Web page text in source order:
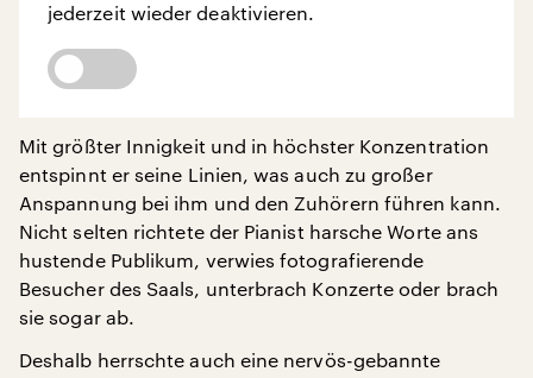
jederzeit wieder deaktivieren.
Mit größter Innigkeit und in höchster Konzentration
entspinnt er seine Linien, was auch zu großer
Anspannung bei ihm und den Zuhörern führen kann.
Nicht selten richtete der Pianist harsche Worte ans
hustende Publikum, verwies fotografierende
Besucher des Saals, unterbrach Konzerte oder brach
sie sogar ab.
Deshalb herrschte auch eine nervös-gebannte